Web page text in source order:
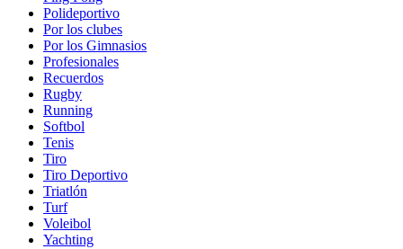
Polideportivo
Por los clubes
Por los Gimnasios
Profesionales
Recuerdos
Rugby
Running
Softbol
Tenis
Tiro
Tiro Deportivo
Triatlón
Turf
Voleibol
Yachting